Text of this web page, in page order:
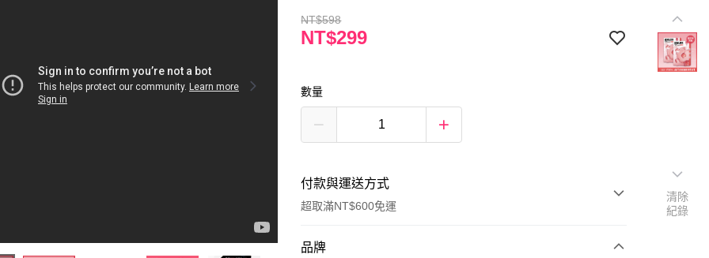
NT$598
NT$299
數量
付款與運送方式
超取滿NT$600免運
付款方式
品牌
清除
紀錄